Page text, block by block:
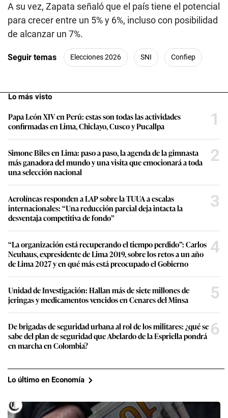
A su vez, Zapata señaló que el país tiene el potencial
para crecer entre un 5% y 6%, incluso con posibilidad
de alcanzar un 7%.
Seguir temas Elecciones 2026 SNI Confiep
Lo más visto
Papa León XIV en Perú: estas son todas las actividades
confirmadas en Lima, Chiclayo, Cusco y Pucallpa
1
Simone Biles en Lima: paso a paso, la agenda de la gimnasta
más ganadora del mundo y una visita que emocionará a toda
una selección nacional
2
Aerolíneas responden a LAP sobre la TUUA a escalas
internacionales: “Una reducción parcial deja intacta la
desventaja competitiva de fondo”
3
“La organización está recuperando el tiempo perdido”: Carlos
Neuhaus, expresidente de Lima 2019, sobre los retos a un año
de Lima 2027 y en qué más está preocupado el Gobierno
4
Unidad de Investigación: Hallan más de siete millones de
jeringas y medicamentos vencidos en Cenares del Minsa
5
De brigadas de seguridad urbana al rol de los militares: ¿qué se
sabe del plan de seguridad que Abelardo de la Espriella pondrá
en marcha en Colombia?
6
Lo último en Economía